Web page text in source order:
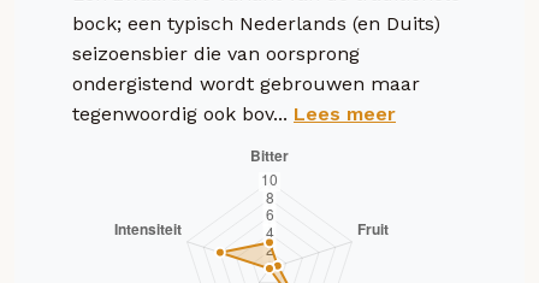
bock; een typisch Nederlands (en Duits)
seizoensbier die van oorsprong
ondergistend wordt gebrouwen maar
tegenwoordig ook bov... Lees meer